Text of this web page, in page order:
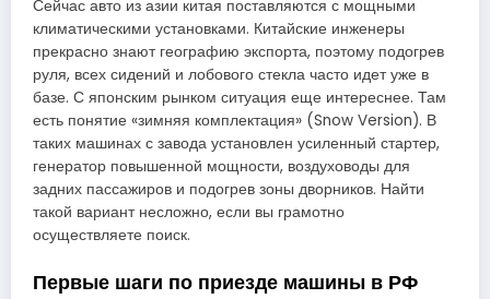
Сейчас авто из азии китая поставляются с мощными
климатическими установками. Китайские инженеры
прекрасно знают географию экспорта, поэтому подогрев
руля, всех сидений и лобового стекла часто идет уже в
базе. С японским рынком ситуация еще интереснее. Там
есть понятие «зимняя комплектация» (Snow Version). В
таких машинах с завода установлен усиленный стартер,
генератор повышенной мощности, воздуховоды для
задних пассажиров и подогрев зоны дворников. Найти
такой вариант несложно, если вы грамотно
осуществляете поиск.
Первые шаги по приезде машины в РФ